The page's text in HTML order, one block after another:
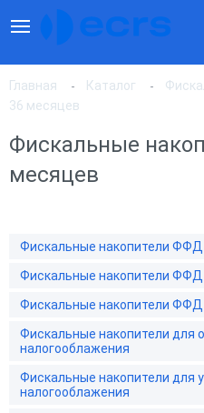
Главная Каталог
36 месяцев
Фискальные
месяцев
Фискальные накопители ФФД
Фискальные накопители ФФД
Фискальные накопители ФФД
Фискальные накопители для
налогооблажения
Фискальные накопители для
налогооблажения
По популярности
По цене, по убыванию